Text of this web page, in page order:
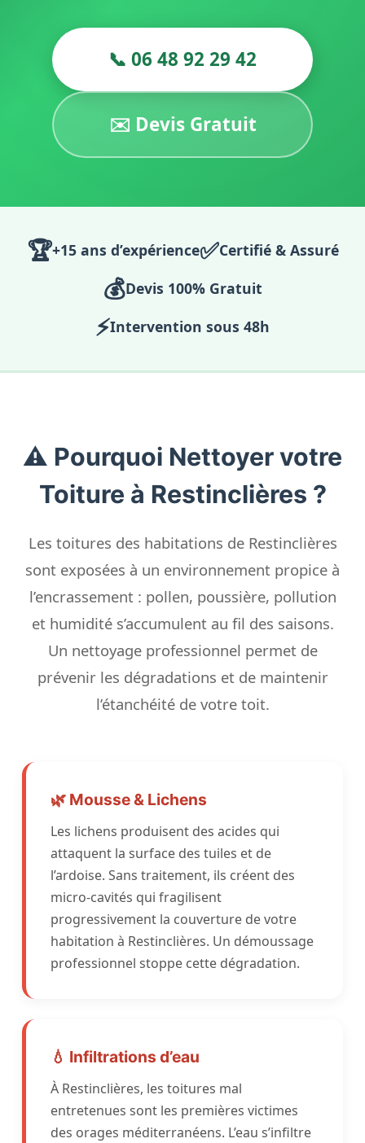
📞 06 48 92 29 42
✉️ Devis Gratuit
🏆+15 ans d’expérience✅Certifié & Assuré
💰Devis 100% Gratuit
⚡Intervention sous 48h
⚠️ Pourquoi Nettoyer votre
Toiture à Restinclières ?
Les toitures des habitations de Restinclières
sont exposées à un environnement propice à
l’encrassement : pollen, poussière, pollution
et humidité s’accumulent au fil des saisons.
Un nettoyage professionnel permet de
prévenir les dégradations et de maintenir
l’étanchéité de votre toit.
🌿 Mousse & Lichens
Les lichens produisent des acides qui
attaquent la surface des tuiles et de
l’ardoise. Sans traitement, ils créent des
micro-cavités qui fragilisent
progressivement la couverture de votre
habitation à Restinclières. Un démoussage
professionnel stoppe cette dégradation.
💧 Infiltrations d’eau
À Restinclières, les toitures mal
entretenues sont les premières victimes
des orages méditerranéens. L’eau s’infiltre